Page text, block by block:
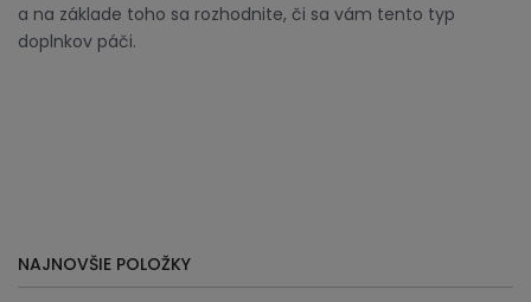
a na základe toho sa rozhodnite, či sa vám tento typ
doplnkov páči.
NAJNOVŠIE POLOŽKY